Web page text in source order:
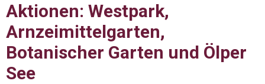
Aktionen: Westpark,
Arnzeimittelgarten,
Botanischer Garten und Ölper
See